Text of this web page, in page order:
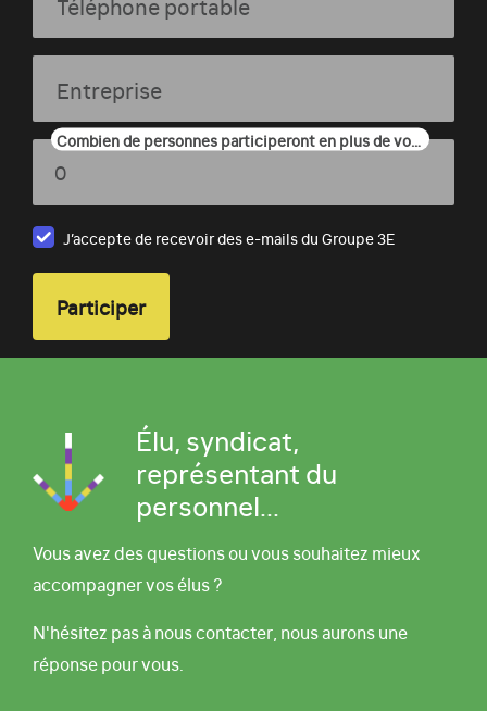
Entreprise
Combien de personnes participeront en plus de vous ?
J’accepte de recevoir des e-mails du Groupe 3E
Élu, syndicat,
représentant du
personnel...
Vous avez des questions ou vous souhaitez mieux
accompagner vos élus ?
N'hésitez pas à nous contacter, nous aurons une
réponse pour vous.